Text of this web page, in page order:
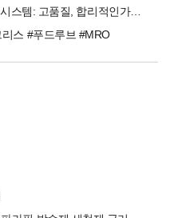
태성 H.R.C.시스템: 고품질, 합리적인가격, 확실한 AS
스 #푸드루브 #MRO